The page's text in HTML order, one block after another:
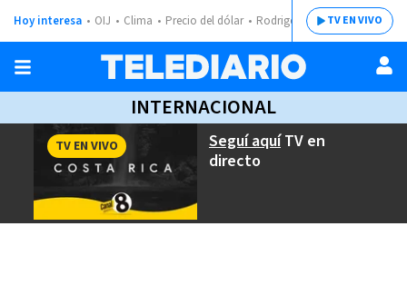
Hoy interesa OIJ Clima Precio del dólar Rodrigo ChavesTV EN VIVO
INTERNACIONAL
Seguí aquíTV en
directo
TV EN VIVO